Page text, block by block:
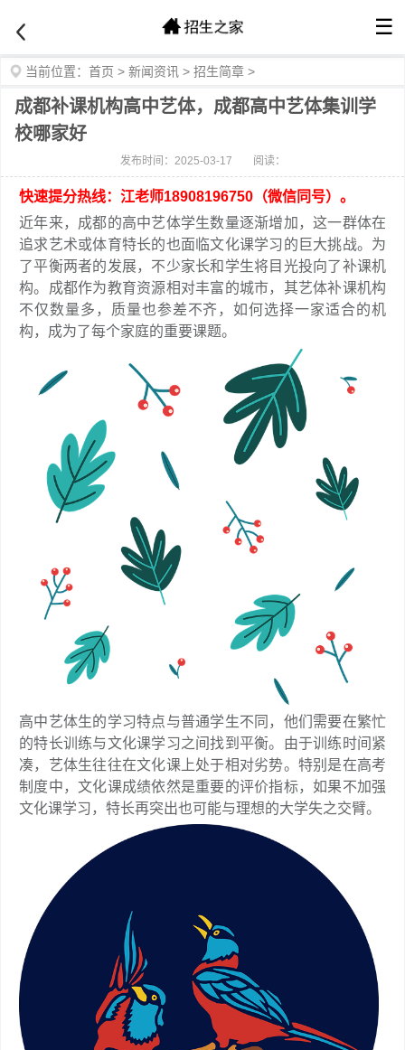
☰
当前位置： 首页 > 新闻资讯 > 招生简章 >
成都补课机构高中艺体，成都高中艺体集训学
校哪家好
发布时间：2025-03-17 阅读：
快速提分热线：江老师18908196750（微信同号）。
近年来，成都的高中艺体学生数量逐渐增加，这一群体在
追求艺术或体育特长的也面临文化课学习的巨大挑战。为
了平衡两者的发展，不少家长和学生将目光投向了补课机
构。成都作为教育资源相对丰富的城市，其艺体补课机构
不仅数量多，质量也参差不齐，如何选择一家适合的机
构，成为了每个家庭的重要课题。
高中艺体生的学习特点与普通学生不同，他们需要在繁忙
的特长训练与文化课学习之间找到平衡。由于训练时间紧
凑，艺体生往往在文化课上处于相对劣势。特别是在高考
制度中，文化课成绩依然是重要的评价指标，如果不加强
文化课学习，特长再突出也可能与理想的大学失之交臂。